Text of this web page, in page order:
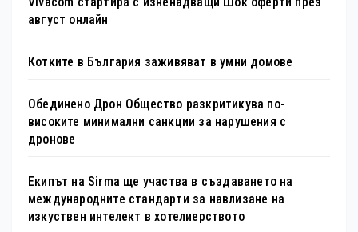
август онлайн
Котките в България заживяват в умни домове
Обединено Дрон Общество разкритикува по-
високите минимални санкции за нарушения с
дронове
Екипът на Sirma ще участва в създаването на
международните стандарти за навлизане на
изкуствен интелект в хотелиерството